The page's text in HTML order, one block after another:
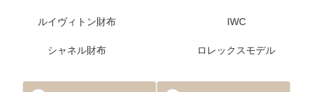
ルイヴィトン財布
シャネル財布
IWC
ロレックスモデル